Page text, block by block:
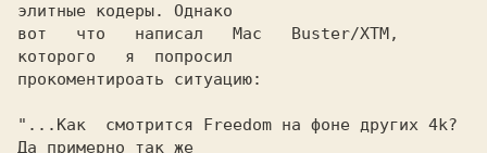
элитные кодеры. Однако
вот   что   написал   Mac   Buster/XTM,
которого   я  попросил
прокоментироать ситуацию:
"...Как  смотрится Freedom на фоне других 4k?
Да примерно так же